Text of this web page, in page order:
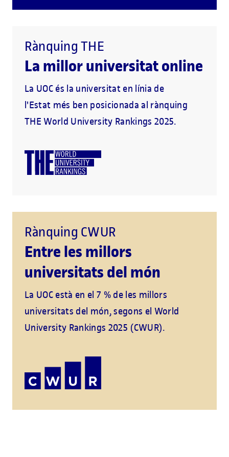
Rànquing THE
La millor universitat online
La UOC és la universitat en línia de
l'Estat més ben posicionada al rànquing
THE World University Rankings 2025.
Rànquing CWUR
Entre les millors
universitats del món
La UOC està en el 7 % de les millors
universitats del món, segons el World
University Rankings 2025 (CWUR).